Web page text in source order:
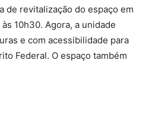
de revitalização do espaço em
10h30. Agora, a unidade
e com acessibilidade para
Federal. O espaço também